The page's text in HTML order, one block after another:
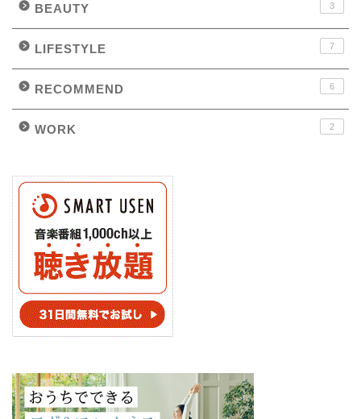
BEAUTY 3
LIFESTYLE 7
RECOMMEND 6
WORK 2